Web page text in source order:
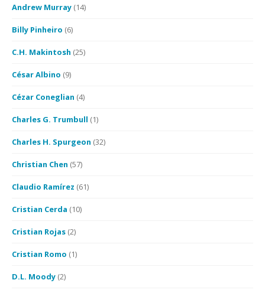
Andrew Murray (14)
Billy Pinheiro (6)
C.H. Makintosh (25)
César Albino (9)
Cézar Coneglian (4)
Charles G. Trumbull (1)
Charles H. Spurgeon (32)
Christian Chen (57)
Claudio Ramírez (61)
Cristian Cerda (10)
Cristian Rojas (2)
Cristian Romo (1)
D.L. Moody (2)